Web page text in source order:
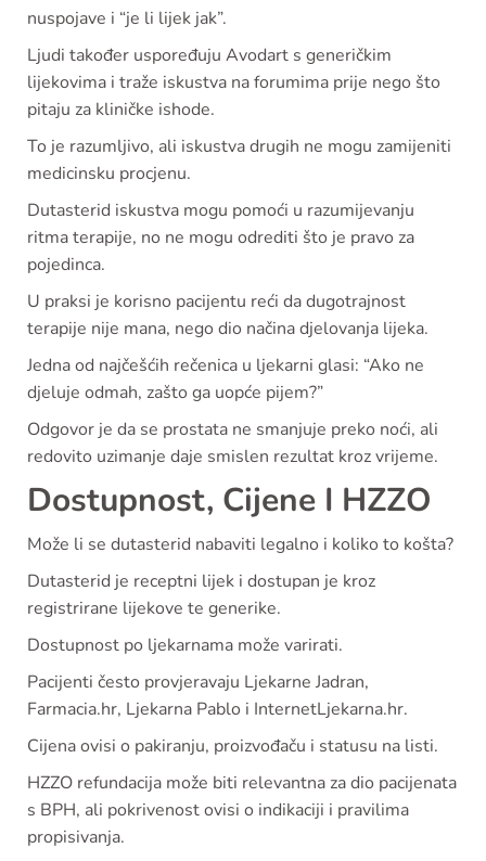
nuspojave i “je li lijek jak”.
Ljudi također uspoređuju Avodart s generičkim
lijekovima i traže iskustva na forumima prije nego što
pitaju za kliničke ishode.
To je razumljivo, ali iskustva drugih ne mogu zamijeniti
medicinsku procjenu.
Dutasterid iskustva mogu pomoći u razumijevanju
ritma terapije, no ne mogu odrediti što je pravo za
pojedinca.
U praksi je korisno pacijentu reći da dugotrajnost
terapije nije mana, nego dio načina djelovanja lijeka.
Jedna od najčešćih rečenica u ljekarni glasi: “Ako ne
djeluje odmah, zašto ga uopće pijem?”
Odgovor je da se prostata ne smanjuje preko noći, ali
redovito uzimanje daje smislen rezultat kroz vrijeme.
Dostupnost, Cijene I HZZO
Može li se dutasterid nabaviti legalno i koliko to košta?
Dutasterid je receptni lijek i dostupan je kroz
registrirane lijekove te generike.
Dostupnost po ljekarnama može varirati.
Pacijenti često provjeravaju Ljekarne Jadran,
Farmacia.hr, Ljekarna Pablo i InternetLjekarna.hr.
Cijena ovisi o pakiranju, proizvođaču i statusu na listi.
HZZO refundacija može biti relevantna za dio pacijenata
s BPH, ali pokrivenost ovisi o indikaciji i pravilima
propisivanja.